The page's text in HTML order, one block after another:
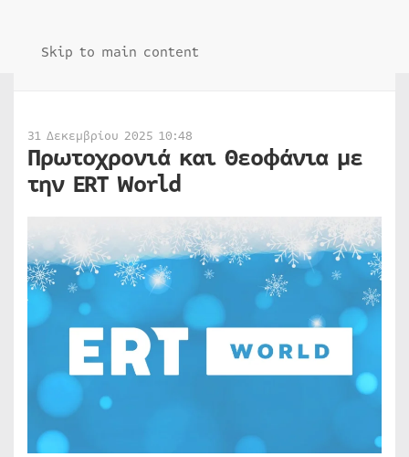
Skip to main content
31 Δεκεμβρίου 2025 10:48
Πρωτοχρονιά και Θεοφάνια με
την ERT World